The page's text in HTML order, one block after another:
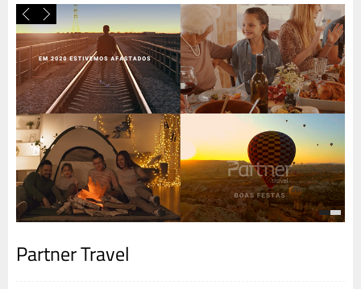
1 2
Partner Travel